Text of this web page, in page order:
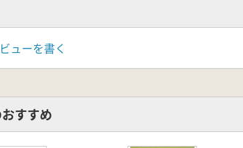
ューを書く
すすめ